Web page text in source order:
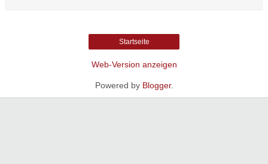
Startseite
Web-Version anzeigen
Powered by Blogger.